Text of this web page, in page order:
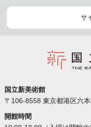
サ
国立新美術館
〒106-8558 東京都港区六
開館時間